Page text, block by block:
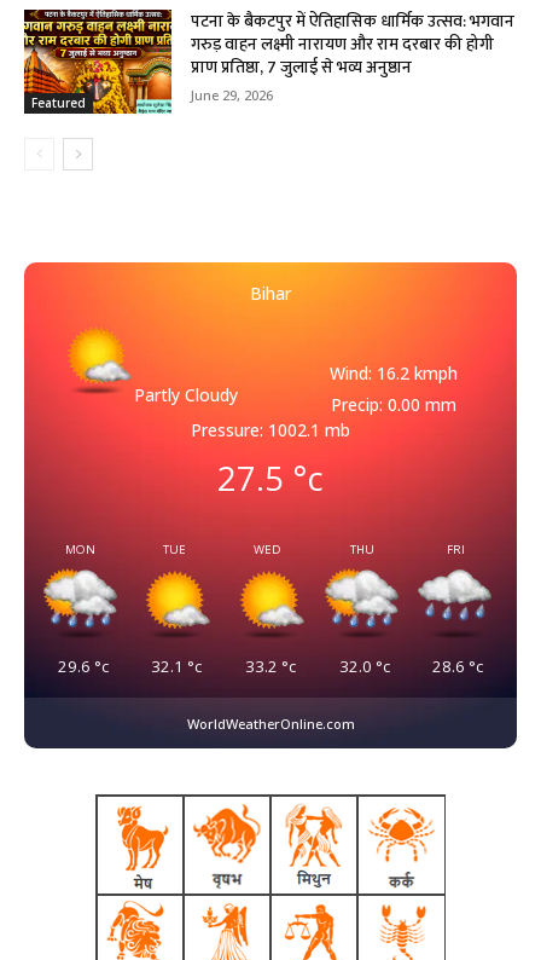
Featured
पटना के बैकटपुर में ऐतिहासिक धार्मिक उत्सव: भगवान
गरुड़ वाहन लक्ष्मी नारायण और राम दरबार की होगी
प्राण प्रतिष्ठा, 7 जुलाई से भव्य अनुष्ठान
June 29, 2026
Bihar
Partly Cloudy
Wind: 16.2 kmph
Precip: 0.00 mm
Pressure: 1002.1 mb
27.5 °c
MON
29.6 °c
TUE
32.1 °c
WED
33.2 °c
THU
32.0 °c
FRI
28.6 °c
WorldWeatherOnline.com